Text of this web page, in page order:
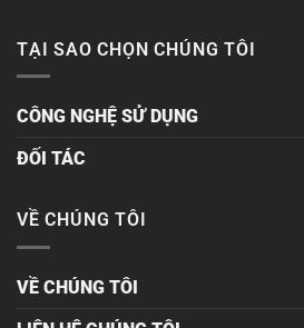
TẠI SAO CHỌN CHÚNG TÔI
CÔNG NGHỆ SỬ DỤNG
ĐỐI TÁC
VỀ CHÚNG TÔI
VỀ CHÚNG TÔI